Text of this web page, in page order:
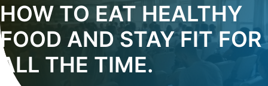
HOW TO EAT HEALTHY
FOOD AND STAY FIT FOR
ALL THE TIME.